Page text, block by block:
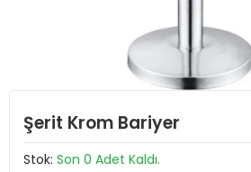
Şerit Krom Bariyer
Stok: Son 0 Adet Kaldı.